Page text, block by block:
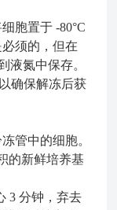
胞置于 -80°C
须的，但在
液氮中保存。
确保解冻后获
管中的细胞。
的新鲜培养基
3 分钟，弃去